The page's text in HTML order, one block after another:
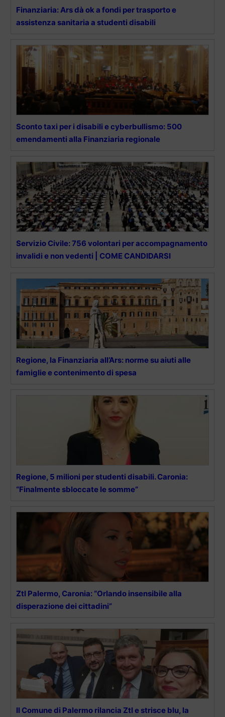
Finanziaria: Ars dà ok a fondi per trasporto e
assistenza sanitaria a studenti disabili
Sconto taxi per i disabili e cyberbullismo: 500
emendamenti alla Finanziaria regionale
Servizio Civile: 756 volontari per accompagnamento
invalidi e non vedenti | COME CANDIDARSI
Regione, la Finanziaria all’Ars: norme su aiuti alle
famiglie e contenimento di spesa
Regione, 5 milioni per studenti disabili. Caronia:
“Finalmente sbloccate le somme”
Ztl Palermo, Caronia: “Orlando insensibile alla
disperazione dei cittadini”
Il Comune di Palermo rilancia Ztl e strisce blu, la